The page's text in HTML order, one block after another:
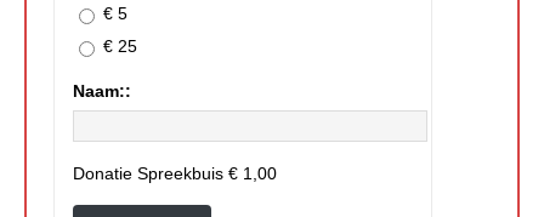
€ 5
€ 25
Naam::
Donatie Spreekbuis € 1,00